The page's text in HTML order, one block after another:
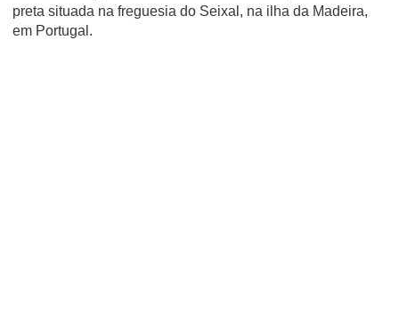
preta situada na freguesia do Seixal, na ilha da Madeira,
em Portugal.